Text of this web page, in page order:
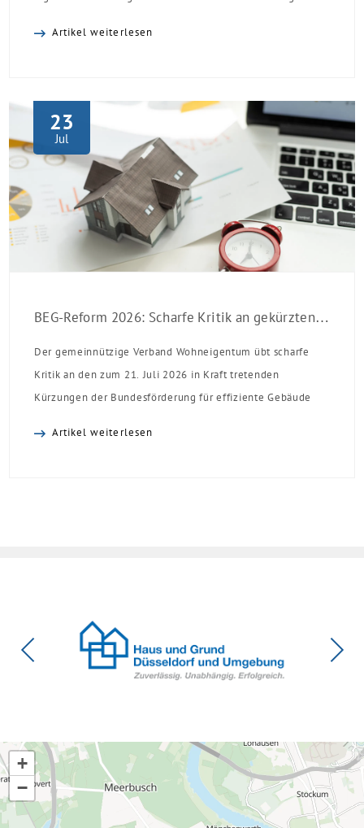
Artikel weiterlesen
23
Jul
BEG-Reform 2026: Scharfe Kritik an gekürzten Sanierungsförderungen
Der gemeinnützige Verband Wohneigentum übt scharfe
Kritik an den zum 21. Juli 2026 in Kraft tretenden
Kürzungen der Bundesförderung für effiziente Gebäude
Artikel weiterlesen
+
−